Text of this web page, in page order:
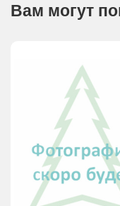
Вам могут